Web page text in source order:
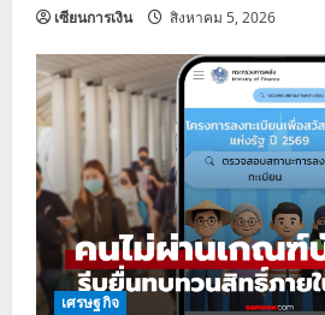
เซียนการเงิน สิงหาคม 5, 2026
เศรษฐกิจ